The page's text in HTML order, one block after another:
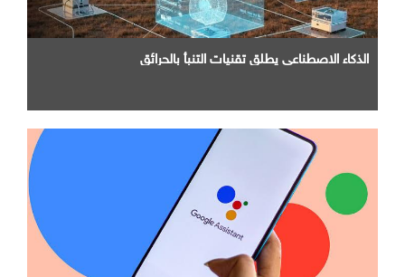
الذكاء الاصطناعي يطلق تقنيات التنبأ بالحرائق